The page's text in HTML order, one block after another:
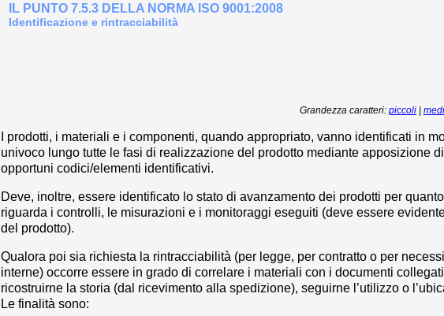
IL PUNTO 7.5.3 DELLA NORMA ISO 9001:2008
Identificazione e rintracciabilità
Grandezza caratteri: piccoli medi
I prodotti, i materiali e i componenti, quando appropriato, vanno identificati in
univoco lungo tutte le fasi di realizzazione del prodotto mediante apposizione di
opportuni codici/elementi identificativi.
Deve, inoltre, essere identificato lo stato di avanzamento dei prodotti per quanto
riguarda i controlli, le misurazioni e i monitoraggi eseguiti (deve essere
del prodotto).
Qualora poi sia richiesta la rintracciabilità (per legge, per contratto o per
interne) occorre essere in grado di correlare i materiali con i documenti
ricostruirne la storia (dal ricevimento alla spedizione), seguirne l’utilizzo o
Le finalità sono: